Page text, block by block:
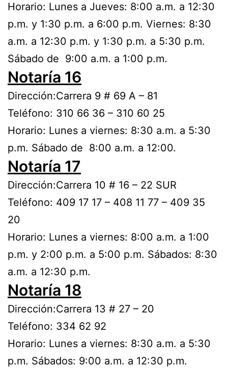
Horario: Lunes a Jueves: 8:00 a.m. a 12:30
p.m. y 1:30 p.m. a 6:00 p.m. Viernes: 8:30
a.m. a 12:30 p.m. y 1:30 p.m. a 5:30 p.m.
Sábado de 9:00 a.m. a 1:00 p.m.
Notaría 16
Dirección:Carrera 9 # 69 A – 81
Teléfono: 310 66 36 – 310 60 25
Horario: Lunes a viernes: 8:30 a.m. a 5:30
p.m. Sábado de 8:00 a.m. a 12:00.
Notaría 17
Dirección:Carrera 10 # 16 – 22 SUR
Teléfono: 409 17 17 – 408 11 77 – 409 35
20
Horario: Lunes a viernes: 8:00 a.m. a 1:00
p.m. y 2:00 p.m. a 5:00 p.m. Sábados: 8:30
a.m. a 12:30 p.m.
Notaría 18
Dirección:Carrera 13 # 27 – 20
Teléfono: 334 62 92
Horario: Lunes a viernes: 8:30 a.m. a 5:30
p.m. Sábados: 9:00 a.m. a 12:30 p.m.